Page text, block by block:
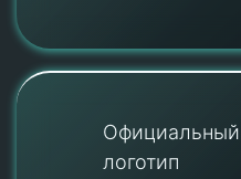
Официальный
логотип